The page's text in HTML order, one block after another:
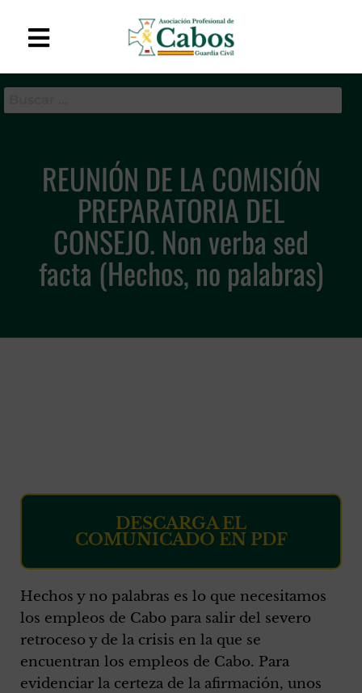
APC-GC
de Cabos de la Guardia
REUNIÓN DE LA COMISIÓN
PREPARATORIA DEL
CONSEJO. Non verba sed
facta (Hechos, no palabras)
DESCARGA EL
COMUNICADO EN PDF
Hechos y no palabras es lo que necesitamos
los empleos de Cabo para salir del severo
retroceso y de la crisis en la que se
encuentran los empleos de Cabo. Para
evidenciar la certeza de la afirmación, unos